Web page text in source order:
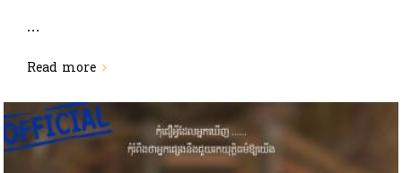
...
Read more